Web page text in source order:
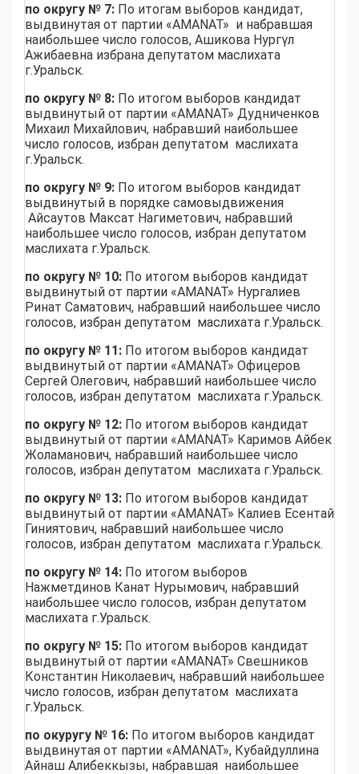
по округу № 7: По итогам выборов кандидат,
выдвинутая от партии «AMANAT» и набравшая
наибольшее число голосов, Ашикова Нургүл
Ажибаевна избрана депутатом маслихата
г.Уральск.
по округу № 8: По итогом выборов кандидат
выдвинутый от партии «AMANAT» Дудниченков
Михаил Михайлович, набравший наибольшее
число голосов, избран депутатом маслихата
г.Уральск.
по округу № 9: По итогом выборов кандидат
выдвинутый в порядке самовыдвижения
Айсаутов Максат Нагиметович, набравший
наибольшее число голосов, избран депутатом
маслихата г.Уральск.
по округу № 10: По итогом выборов кандидат
выдвинутый от партии «AMANAT» Нургалиев
Ринат Саматович, набравший наибольшее число
голосов, избран депутатом маслихата г.Уральск.
по округу № 11: По итогом выборов кандидат
выдвинутый от партии «AMANAT» Офицеров
Сергей Олегович, набравший наибольшее число
голосов, избран депутатом маслихата г.Уральск.
по округу № 12: По итогом выборов кандидат
выдвинутый от партии «AMANAT» Каримов Айбек
Жоламанович, набравший наибольшее число
голосов, избран депутатом маслихата г.Уральск.
по округу № 13: По итогом выборов кандидат
выдвинутый от партии «AMANAT» Калиев Есентай
Гиниятович, набравший наибольшее число
голосов, избран депутатом маслихата г.Уральск.
по округу № 14: По итогом выборов
Нажметдинов Канат Нурымович, набравший
наибольшее число голосов, избран депутатом
маслихата г.Уральск.
по округу № 15: По итогом выборов кандидат
выдвинутый от партии «AMANAT» Свешников
Константин Николаевич, набравший наибольшее
число голосов, избран депутатом маслихата
г.Уральск.
по окуругу № 16: По итогом выборов кандидат
выдвинутая от партии «AMANAT», Кубайдуллина
Айнаш Алибеккызы, набравшая наибольшее